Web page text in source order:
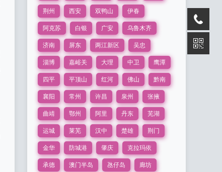
荆州 西安 双鸭山 伊春
阿克苏 白银 广安 乌鲁木齐
济南 屏东 两江新区 吴忠
淄博 嘉峪关 大理 中卫 鹰潭
四平 平顶山 红河 佛山 黔南
襄阳 常州 许昌 泉州 张掖
曲靖 鄂州 阿里 丹东 芜湖
运城 莱芜 汉中 楚雄 荆门
金华 防城港 肇庆 克拉玛依
承德 澳门半岛 氹仔岛 廊坊